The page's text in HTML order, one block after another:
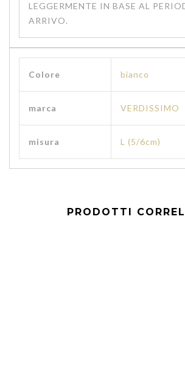
LEGGERMENTE IN BASE AL
ARRIVO.
Colore bianco
marca VERDISSIMO
misura L (5/6cm)
PRODOTTI